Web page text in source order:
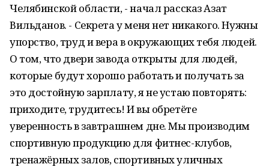
Челябинской области, - начал рассказ Азат
Вильданов. - Секрета у меня нет никакого. Нужны
упорство, труд и вера в окружающих тебя людей.
О том, что двери завода открыты для людей,
которые будут хорошо работать и получать за
это достойную зарплату, я не устаю повторять:
приходите, трудитесь! И вы обретёте
уверенность в завтрашнем дне. Мы производим
спортивную продукцию для фитнес-клубов,
тренажёрных залов, спортивных уличных